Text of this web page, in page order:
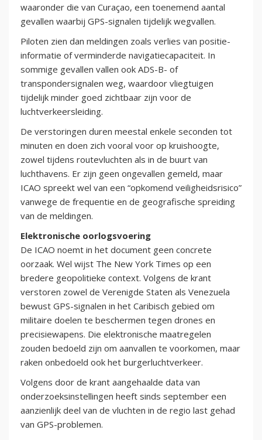
waaronder die van Curaçao, een toenemend aantal
gevallen waarbij GPS-signalen tijdelijk wegvallen.
Piloten zien dan meldingen zoals verlies van positie-
informatie of verminderde navigatiecapaciteit. In
sommige gevallen vallen ook ADS-B- of
transpondersignalen weg, waardoor vliegtuigen
tijdelijk minder goed zichtbaar zijn voor de
luchtverkeersleiding.
De verstoringen duren meestal enkele seconden tot
minuten en doen zich vooral voor op kruishoogte,
zowel tijdens routevluchten als in de buurt van
luchthavens. Er zijn geen ongevallen gemeld, maar
ICAO spreekt wel van een “opkomend veiligheidsrisico”
vanwege de frequentie en de geografische spreiding
van de meldingen.
Elektronische oorlogsvoering
De ICAO noemt in het document geen concrete
oorzaak. Wel wijst The New York Times op een
bredere geopolitieke context. Volgens de krant
verstoren zowel de Verenigde Staten als Venezuela
bewust GPS-signalen in het Caribisch gebied om
militaire doelen te beschermen tegen drones en
precisiewapens. Die elektronische maatregelen
zouden bedoeld zijn om aanvallen te voorkomen, maar
raken onbedoeld ook het burgerluchtverkeer.
Volgens door de krant aangehaalde data van
onderzoeksinstellingen heeft sinds september een
aanzienlijk deel van de vluchten in de regio last gehad
van GPS-problemen.